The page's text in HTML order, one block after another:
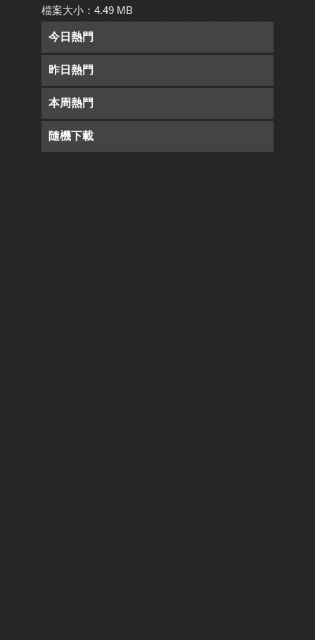
檔案大小：4.49 MB
今日熱門
昨日熱門
本周熱門
隨機下載